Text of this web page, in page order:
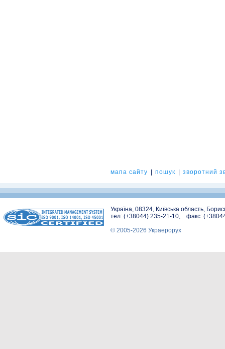
мапа сайту пошук зворотний
Україна, 08324, Київська область,
тел: (+38044) 235-21-10, факс:
© 2005-2026 Украерорух